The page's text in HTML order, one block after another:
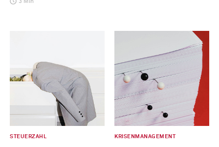
3 Min
STEUERZAHL KRISENMANAGEMENT